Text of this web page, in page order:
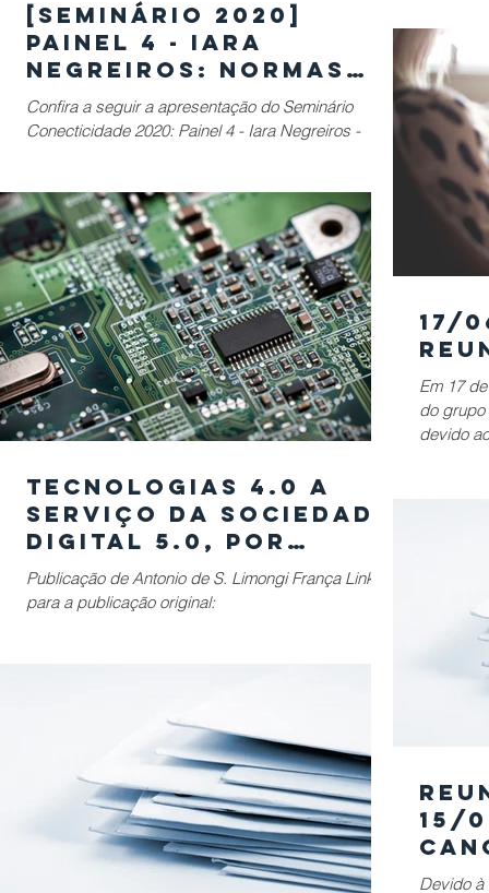
[SEMINÁRIO 2020]
Painel 4 - Iara
Negreiros: Normas
ABNT ISO para Cidades
Inteligentes e
Confira a seguir a apresentação do Seminário
Conecticidade 2020: Painel 4 - Iara Negreiros -
Tecnologias 4.0 a
serviço da Sociedade
Digital 5.0, por
Antonio de S. Limongi
França
Publicação de Antonio de S. Limongi França Link
para a publicação original:
17/
Em 17
do grupo
devido
15/
Devido à